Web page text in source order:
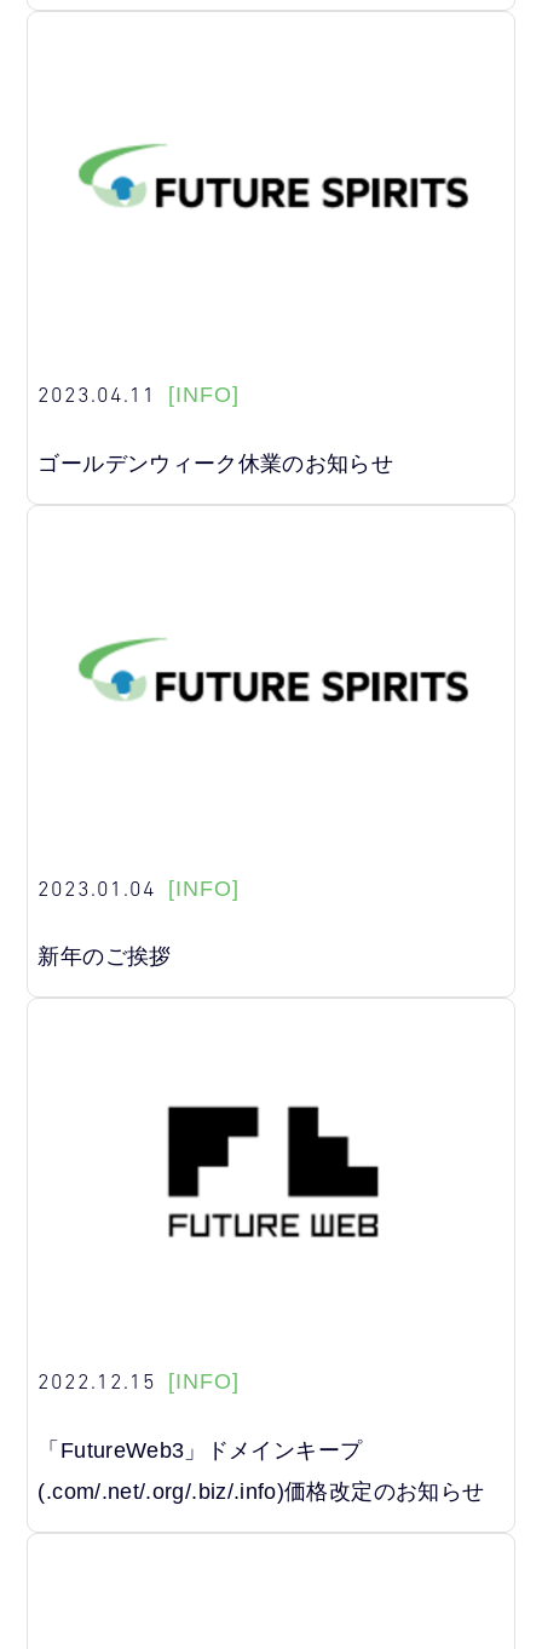
2023.04.11 [INFO]
ゴールデンウィーク休業のお知らせ
2023.01.04 [INFO]
新年のご挨拶
2022.12.15 [INFO]
「FutureWeb3」ドメインキープ
(.com/.net/.org/.biz/.info)価格改定のお知らせ